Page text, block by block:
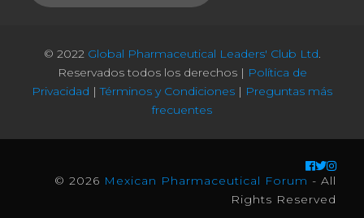
© 2022 Global Pharmaceutical Leaders' Club Ltd.
Reservados todos los derechos | Política de
Privacidad |Términos y Condiciones | Preguntas más
frecuentes
© 2026 Mexican Pharmaceutical Forum - All
Rights Reserved